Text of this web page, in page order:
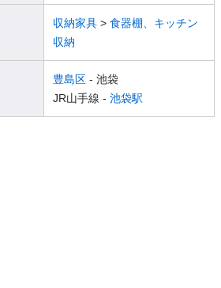
収納家具 > 食器棚、キッチン
収納
豊島区 - 池袋
JR山手線 - 池袋駅